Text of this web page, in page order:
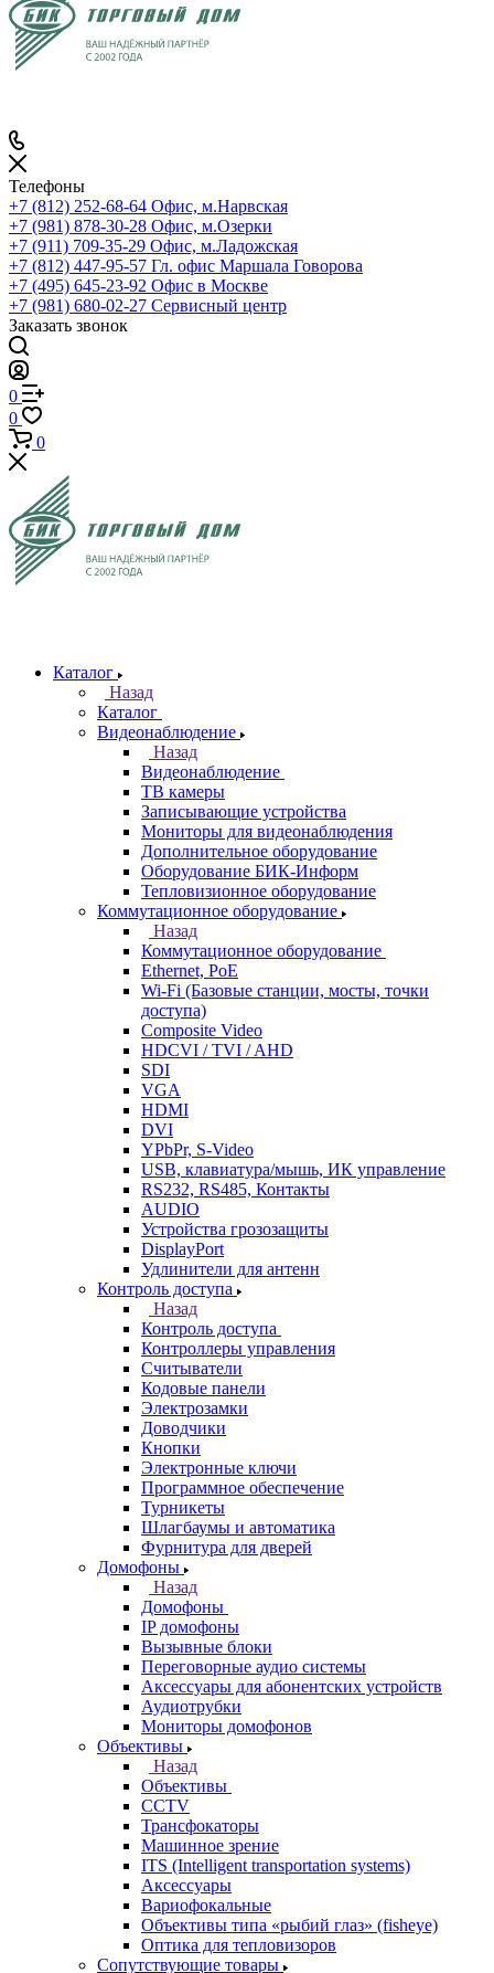
Телефоны
+7 (812) 252-68-64 Офис, м.Нарвская
+7 (981) 878-30-28 Офис, м.Озерки
+7 (911) 709-35-29 Офис, м.Ладожская
+7 (812) 447-95-57 Гл. офис Маршала Говорова
+7 (495) 645-23-92 Офис в Москве
+7 (981) 680-02-27 Сервисный центр
Заказать звонок
0
0
0
Каталог
Назад
Каталог
Видеонаблюдение
Назад
Видеонаблюдение
ТВ камеры
Записывающие устройства
Мониторы для видеонаблюдения
Дополнительное оборудование
Оборудование БИК-Информ
Тепловизионное оборудование
Коммутационное оборудование
Назад
Коммутационное оборудование
Ethernet, PoE
Wi-Fi (Базовые станции, мосты, точки
доступа)
Composite Video
HDCVI / TVI / AHD
SDI
VGA
HDMI
DVI
YPbPr, S-Video
USB, клавиатура/мышь, ИК управление
RS232, RS485, Контакты
AUDIO
Устройства грозозащиты
DisplayPort
Удлинители для антенн
Контроль доступа
Назад
Контроль доступа
Контроллеры управления
Считыватели
Кодовые панели
Электрозамки
Доводчики
Кнопки
Электронные ключи
Программное обеспечение
Турникеты
Шлагбаумы и автоматика
Фурнитура для дверей
Домофоны
Назад
Домофоны
IP домофоны
Вызывные блоки
Переговорные аудио системы
Аксессуары для абонентских устройств
Аудиотрубки
Мониторы домофонов
Объективы
Назад
Объективы
CCTV
Трансфокаторы
Машинное зрение
ITS (Intelligent transportation systems)
Аксессуары
Вариофокальные
Объективы типа «рыбий глаз» (fisheye)
Оптика для тепловизоров
Сопутствующие товары